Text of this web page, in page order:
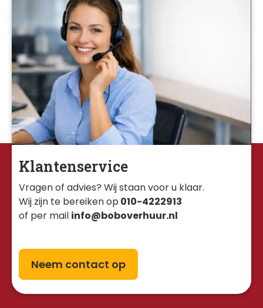
Klantenservice
Vragen of advies? Wij staan voor u klaar.
Wij zijn te bereiken op 010-4222913
of per mail info@boboverhuur.nl
Neem contact op